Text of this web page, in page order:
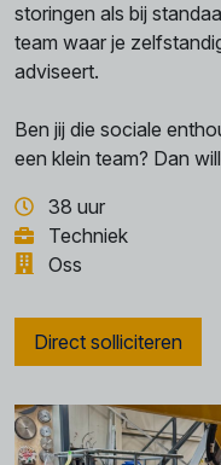
storingen als bij
team waar je
adviseert.
Ben jij die sociale
een klein team? Dan
38 uur
Techniek
Oss
Direct solliciteren